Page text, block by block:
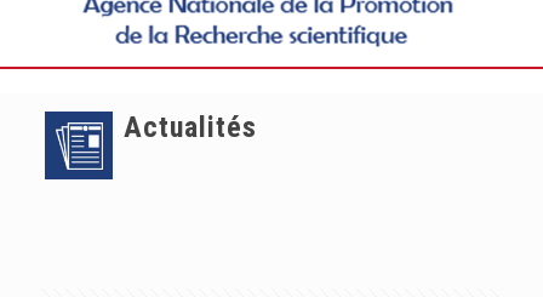
Actualités